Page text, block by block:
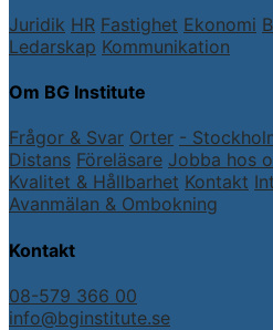
Juridik HR Fastighet Ekonomi
Ledarskap Kommunikation
Om BG Institute
Frågor & Svar Orter -
Distans Föreläsare Jobba hos
Kvalitet & Hållbarhet Kontakt
Avanmälan & Ombokning
Kontakt
08-579 366 00
info@bginstitute.se